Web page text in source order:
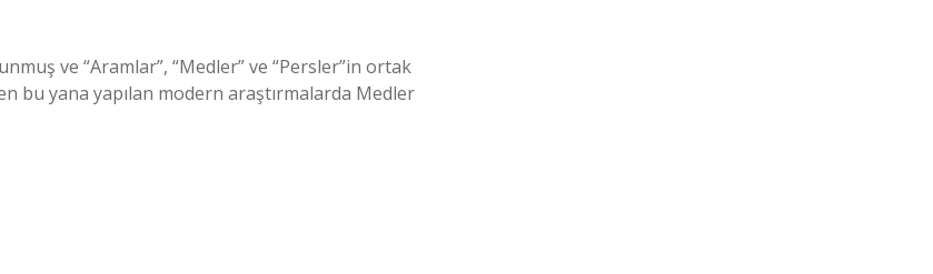
ve “Aramlar”, “Medler” ve “Persler”in ortak
bu yana yapılan modern araştırmalarda Medler